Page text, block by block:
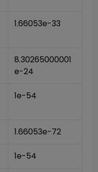
1.66053e-33
8.30265000001
e-24
1e-54
1.66053e-72
1e-54